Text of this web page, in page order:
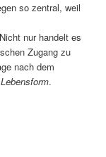
so zentral, weil
nur handelt es
Zugang zu
nach dem
.